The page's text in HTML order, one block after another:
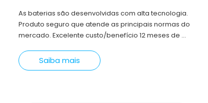
As baterias são desenvolvidas com alta tecnologia.
Produto seguro que atende as principais normas do
mercado. Excelente custo/benefício 12 meses de ...
Saiba mais